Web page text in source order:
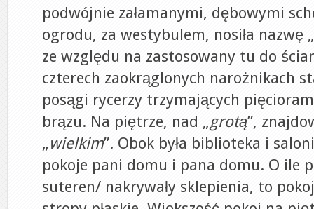
podwójnie załamanymi, dębowymi
ogrodu, za westybulem, nosiła nazwę „
ze względu na zastosowany tu do
czterech zaokrąglonych narożnikach
posągi rycerzy trzymających
brązu. Na piętrze, nad „grotą”,
„wielkim”. Obok była biblioteka i
pokoje pani domu i pana domu. O ile
suteren/ nakrywały sklepienia, to